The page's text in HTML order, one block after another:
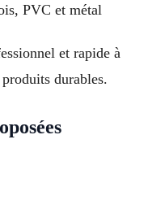
PVC et métal
et rapide à
durables.